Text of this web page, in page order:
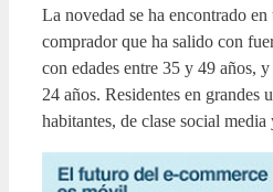
La novedad se ha encontrado
comprador que ha salido con
con edades entre 35 y 49 años,
24 años. Residentes en grandes
habitantes, de clase social media